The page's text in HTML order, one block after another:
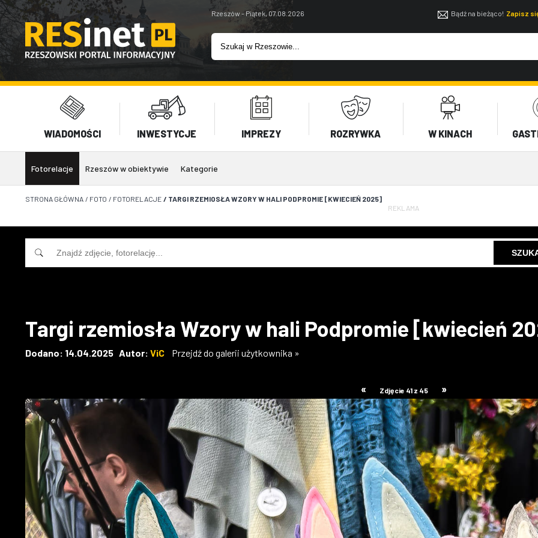
Rzeszów - Piątek, 07.08.2026 Bądź na bieżąco! Zapisz
WIADOMOŚCI INWESTYCJE IMPREZY ROZRYWKA W KINACH
Fotorelacje Rzeszów w obiektywie Kategorie
STRONA GŁÓWNA / FOTO / FOTORELACJE / TARGI RZEMIOSŁA WZORY W HALI PODPROMIE [KWIECIEŃ 2025]
REKLAMA
Targi rzemiosła Wzory w hali Podpromie [kwiecień
Dodano: 14.04.2025 Autor: ViC Przejdź do galerii użytkownika »
« Zdjęcie 41 z 45 »